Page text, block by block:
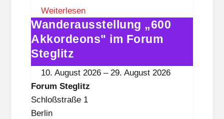
S
t
e
g
l
i
t
z
Weiterlesen
Wanderausstellung
„600
Akkordeons"
im
Forum
Steglitz
Wanderausstellung „600
Akkordeons" im Forum
Steglitz
10. August 2026 –29. August 2026
Forum Steglitz
Schloßstraße 1
Berlin